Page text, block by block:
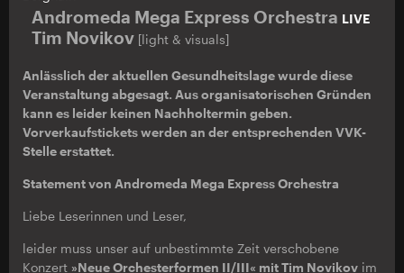
Andromeda Mega Express Orchestra LIVE
Tim Novikov [light & visuals]
Anlässlich der aktuellen Gesundheitslage wurde diese
Veranstaltung abgesagt. Aus organisatorischen Gründen
kann es leider keinen Nachholtermin geben.
Vorverkaufstickets werden an der entsprechenden VVK-
Stelle erstattet.
Statement von Andromeda Mega Express Orchestra
Liebe Leserinnen und Leser,
leider muss unser auf unbestimmte Zeit verschobene
Konzert »Neue Orchesterformen II/III« mit Tim Novikov im